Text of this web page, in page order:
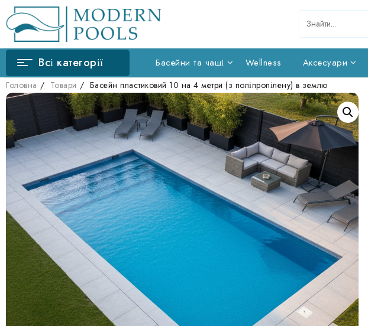
Всі категорії Басейни та чаші Wellness Аксесуари
Головна Товари Басейн пластиковий 10 на 4 метри (з поліпропілену) в землю